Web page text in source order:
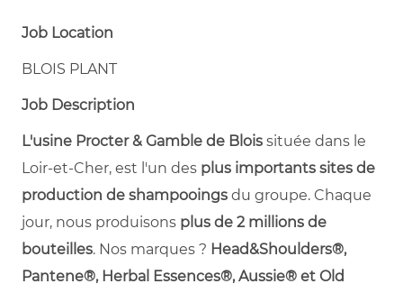
Job Location
BLOIS PLANT
Job Description
L'usine Procter & Gamble de Blois située dans le
Loir-et-Cher, est l'un des plus importants sites de
production de shampooings du groupe. Chaque
jour, nous produisons plus de 2 millions de
bouteilles. Nos marques ? Head&Shoulders®,
Pantene®, Herbal Essences®, Aussie® et Old